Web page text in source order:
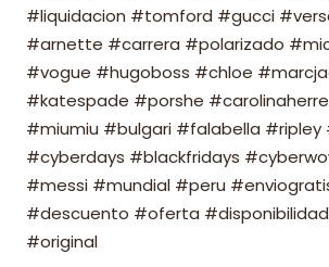
#liquidacion #tomford #gucci
#arnette #carrera #polarizado
#vogue #hugoboss #chloe
#katespade #porshe
#miumiu #bulgari #falabella #ripley
#cyberdays #blackfridays
#messi #mundial #peru
#descuento #oferta
#original